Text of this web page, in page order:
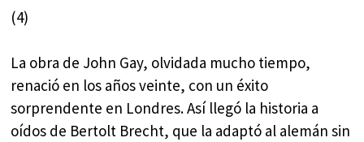
(4)
La obra de John Gay, olvidada mucho tiempo,
renació en los años veinte, con un éxito
sorprendente en Londres. Así llegó la historia a
oídos de Bertolt Brecht, que la adaptó al alemán sin